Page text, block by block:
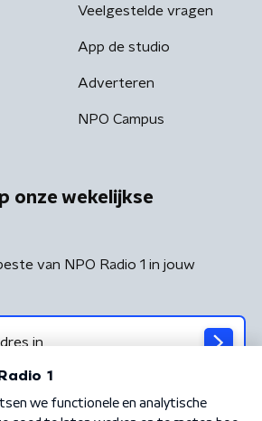
Veelgestelde vragen
App de studio
Adverteren
NPO Campus
onze wekelijkse
van NPO Radio 1 in jouw